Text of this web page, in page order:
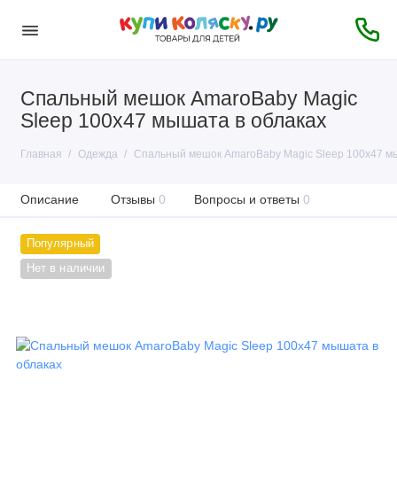
Спальный мешок AmaroBaby Magic
Sleep 100х47 мышата в облаках
Главная Одежда Спальный мешок AmaroBaby Magic Sleep 100х47
Описание Отзывы 0 Вопросы и ответы 0
Популярный
Нет в наличии